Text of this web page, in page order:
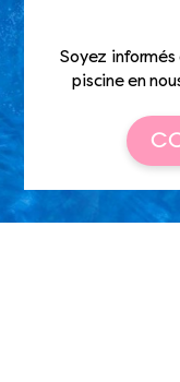
Soyez
piscine en